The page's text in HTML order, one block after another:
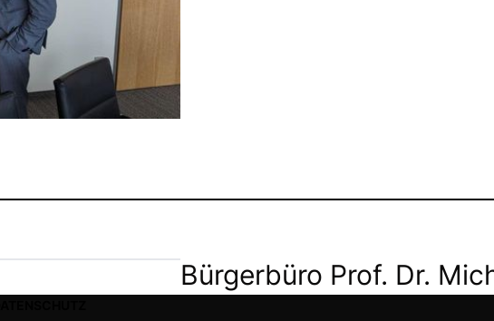
Bürgerbüro Prof. Dr.